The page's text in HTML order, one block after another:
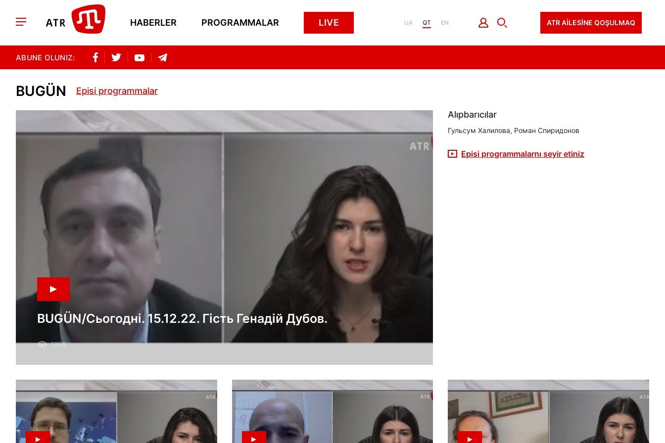
HABERLER PROGRAMMALAR LIVE UA QT EN ATR AİLESİNE QOŞULMAQ
ABUNE OLUNIZ:
BUGÜN Episi programmalar
BUGÜN/Сьогодні. 15.12.22. Гість Генадій Дубов.
Тема: Звільнення Мелітополя – шлях до деокупації
1356
Alıpbarıcılar
Гульсум Халилова, Роман Спиридонов
Episi programmalarnı seyir etiniz